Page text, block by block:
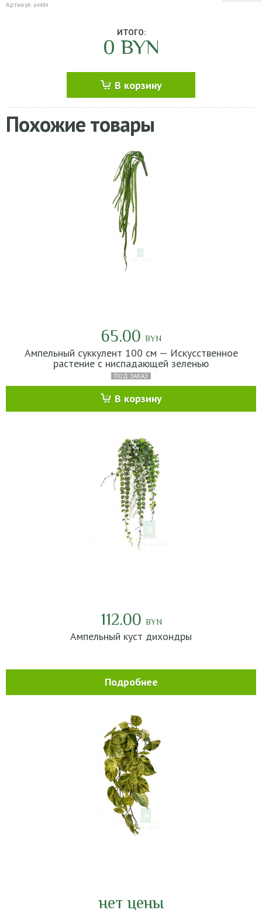
Артикул: 64484
ИТОГО:
0 BYN
В корзину
Похожие товары
65.00 BYN
Ампельный суккулент 100 см — Искусственное
растение с ниспадающей зеленью
ПОД ЗАКАЗ
В корзину
112.00 BYN
Ампельный куст дихондры
Подробнее
нет цены